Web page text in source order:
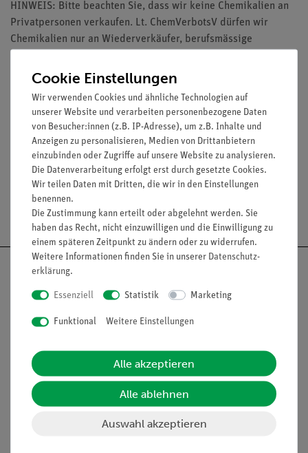
HINWEIS: Bitte beachten Sie, dass wir keine Chemikalien an
Privatpersonen verkaufen. Lt. ChemVerbotsV dürfen wir
Chemikalien nur an Wiederverkäufer, berufsmässige
Lehranstalten abgeben.
Media / Downloads
Versandkostenfrei ab 300,- €
Informationen
Unternehmen
Service
Übersicht Service
Cookie Einstellungen
Wir verwenden Cookies und ähnliche Technologien auf
unserer Website und verarbeiten personenbezogene Daten
von Besucher:innen (z.B. IP-Adresse), um z.B. Inhalte und
Anzeigen zu personalisieren, Medien von Drittanbietern
einzubinden oder Zugriffe auf unsere Website zu analysieren.
Die Datenverarbeitung erfolgt erst durch gesetzte Cookies.
Wir teilen Daten mit Dritten, die wir in den Einstellungen
benennen.
Die Zustimmung kann erteilt oder abgelehnt werden. Sie
haben das Recht, nicht einzuwilligen und die Einwilligung zu
einem späteren Zeitpunkt zu ändern oder zu widerrufen.
Weitere Informationen finden Sie in unserer Daten­schutz­
erklärung.
Essenziell Statistik Marketing
Funktional Weitere Einstellungen
Alle akzeptieren
Alle ablehnen
Auswahl akzeptieren